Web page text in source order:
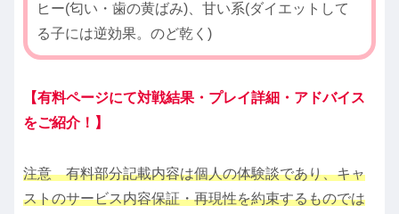
ヒー(匂い・歯の黄ばみ)、甘い系(ダイエットして
る子には逆効果。のど乾く)
【有料ページにて対戦結果・プレイ詳細・アドバイス
をご紹介！】
注意 有料部分記載内容は個人の体験談であり、キャ
ストのサービス内容保証・再現性を約束するものでは